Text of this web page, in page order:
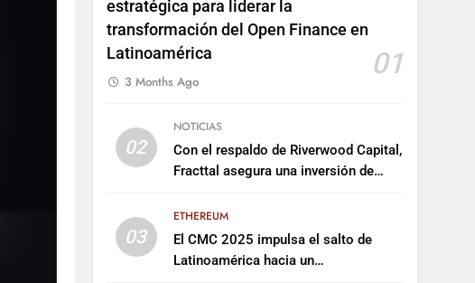
estratégica para liderar la
transformación del Open Finance en
Latinoamérica
01
3 Months Ago
02
NOTICIAS
Con el respaldo de Riverwood Capital,
Fracttal asegura una inversión de
plataforma
03
ETHEREUM
El CMC 2025 impulsa el salto de
Latinoamérica hacia un